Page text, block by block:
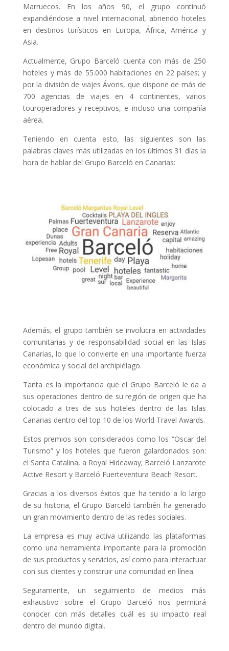
Marruecos. En los años 90, el grupo continuó
expandiéndose a nivel internacional, abriendo hoteles
en destinos turísticos en Europa, África, América y
Asia.
Actualmente, Grupo Barceló cuenta con más de 250
hoteles y más de 55.000 habitaciones en 22 países; y
por la división de viajes Ávoris, que dispone de más de
700 agencias de viajes en 4 continentes, varios
touroperadores y receptivos, e incluso una compañía
aérea.
Teniendo en cuenta esto, las siguientes son las
palabras claves más utilizadas en los últimos 31 días la
hora de hablar del Grupo Barceló en Canarias:
Además, el grupo también se involucra en actividades
comunitarias y de responsabilidad social en las Islas
Canarias, lo que lo convierte en una importante fuerza
económica y social del archipiélago.
Tanta es la importancia que el Grupo Barceló le da a
sus operaciones dentro de su región de origen que ha
colocado a tres de sus hoteles dentro de las Islas
Canarias dentro del top 10 de los World Travel Awards.
Estos premios son considerados como los “Oscar del
Turismo” y los hoteles que fueron galardonados son:
el Santa Catalina, a Royal Hideaway; Barceló Lanzarote
Active Resort y Barceló Fuerteventura Beach Resort.
Gracias a los diversos éxitos que ha tenido a lo largo
de su historia, el Grupo Barceló también ha generado
un gran movimiento dentro de las redes sociales.
La empresa es muy activa utilizando las plataformas
como una herramienta importante para la promoción
de sus productos y servicios, así como para interactuar
con sus clientes y construir una comunidad en línea.
Seguramente, un seguimiento de medios más
exhaustivo sobre el Grupo Barceló nos permitirá
conocer con más detalles cuál es su impacto real
dentro del mundo digital.